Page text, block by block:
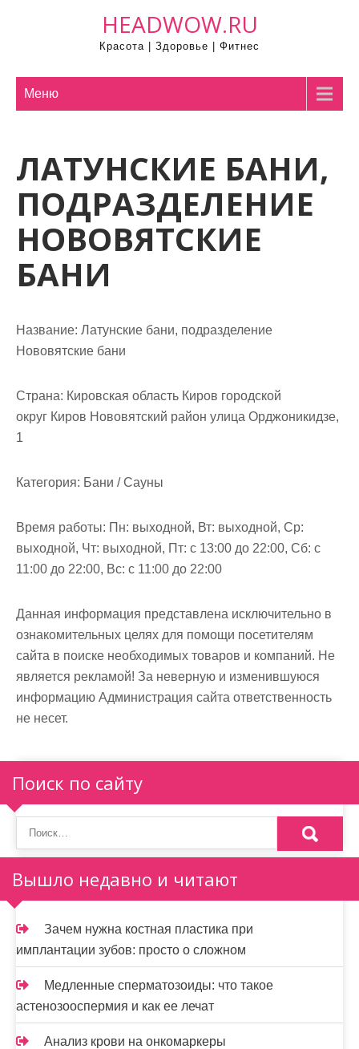
HEADWOW.RU
Красота | Здоровье | Фитнес
Меню
ЛАТУНСКИЕ БАНИ,
ПОДРАЗДЕЛЕНИЕ
НОВОВЯТСКИЕ
БАНИ
Название: Латунские бани, подразделение
Нововятские бани
Страна: Кировская область Киров городской
округ Киров Нововятский район улица Орджоникидзе,
1
Категория: Бани / Сауны
Время работы: Пн: выходной, Вт: выходной, Ср:
выходной, Чт: выходной, Пт: с 13:00 до 22:00, Сб: с
11:00 до 22:00, Вс: с 11:00 до 22:00
Данная информация представлена исключительно в
ознакомительных целях для помощи посетителям
сайта в поиске необходимых товаров и компаний. Не
является рекламой! За неверную и изменившуюся
информацию Администрация сайта ответственность
не несет.
Поиск по сайту
Вышло недавно и читают
Зачем нужна костная пластика при
имплантации зубов: просто о сложном
Медленные сперматозоиды: что такое
астенозооспермия и как ее лечат
Анализ крови на онкомаркеры